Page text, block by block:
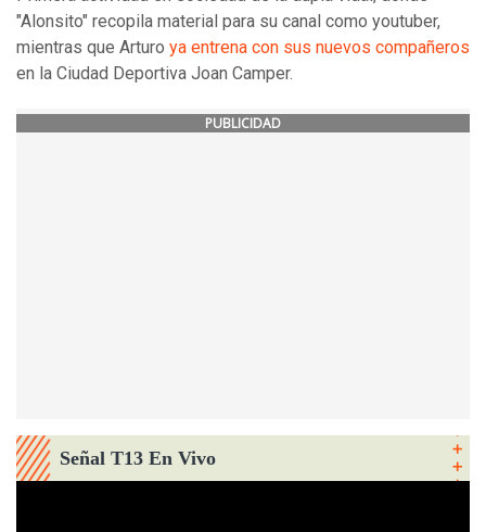
"Alonsito" recopila material para su canal como youtuber,
mientras que Arturo ya entrena con sus nuevos compañeros
en la Ciudad Deportiva Joan Camper.
PUBLICIDAD
Señal T13 En Vivo